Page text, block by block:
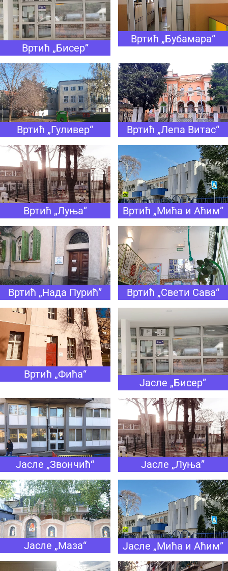
Вртић „Бисер”
Вртић „Бубамара“
Вртић „Гуливер“ Вртић „Лепа Витас“
Вртић „Луња” Вртић „Мића и Аћим”
Вртић „Нада Пурић” Вртић „Свети Сава“
Вртић „Фића“
Јасле „Бисер”
Јасле „Звончић“ Јасле „Луња”
Јасле „Маза“ Јасле „Мића и Аћим”